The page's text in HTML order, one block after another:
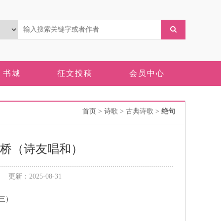
书城 征文投稿 会员中心
首页 > 诗歌 > 古典诗歌 > 绝句
（诗友唱和）
新：2025-08-31
）